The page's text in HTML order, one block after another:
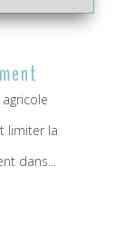
limiter la
dans...